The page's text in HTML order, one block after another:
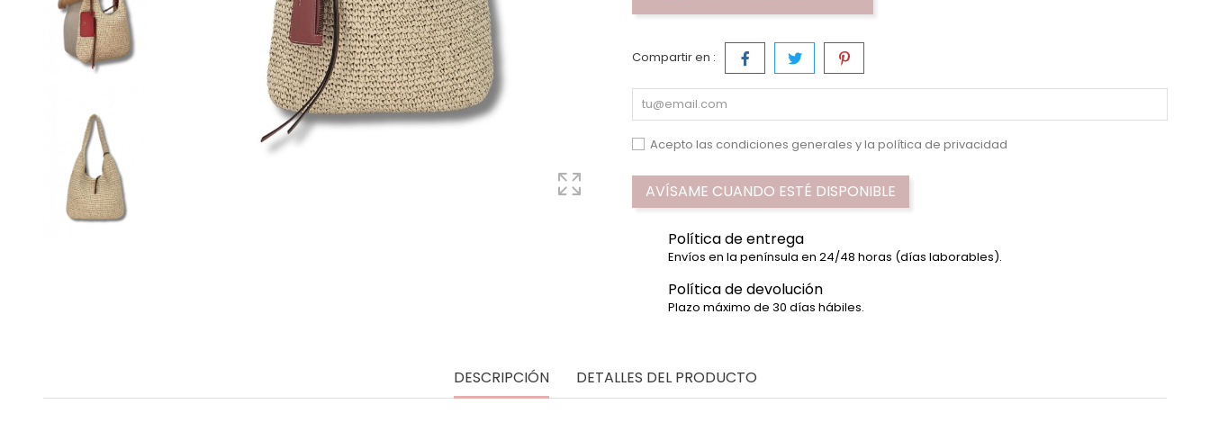
Compartir en :
Acepto las condiciones generales y la política de privacidad
AVÍSAME CUANDO ESTÉ DISPONIBLE
Política de entrega
Envíos en la península en 24/48 horas (días laborables).
Política de devolución
Plazo máximo de 30 días hábiles.
DESCRIPCIÓN DETALLES DEL PRODUCTO